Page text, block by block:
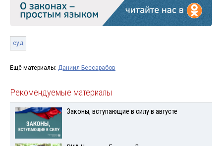
суд
Ещё материалы: Даниил Бессарабов
Рекомендуемые материалы
Законы, вступающие в силу в августе